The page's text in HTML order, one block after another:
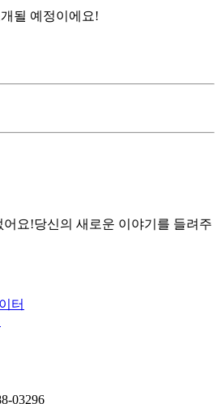
어요!당신의 새로운 이야기를 들려주
될 예정이에요!
터
03296